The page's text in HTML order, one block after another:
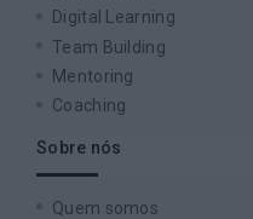
Digital Learning
Team Building
Mentoring
Coaching
Sobre nós
Quem somos